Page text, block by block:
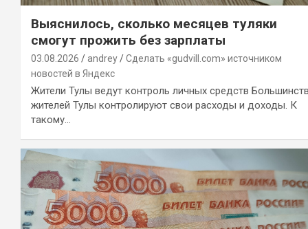
Выяснилось, сколько месяцев туляки
смогут прожить без зарплаты
03.08.2026 andrey
Сделать «gudvill.com» источником
новостей в Яндекс
Жители Тулы ведут контроль личных средств
жителей Тулы контролируют свои расходы и доходы. К
такому…